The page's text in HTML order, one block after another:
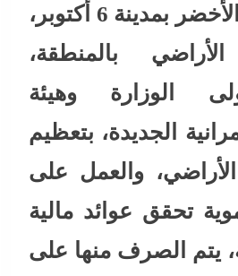
منطقة الحزام الأخضر بمدينة 6 أكتوبر،
بالمنطقة،
الوزارة وهيئة
الجديدة، بتعظيم
والعمل على
تحقق عوائد مالية
يتم الصرف منها على